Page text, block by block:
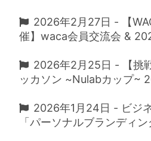
2026年2月27日 - 【
催】waca会員交流会 &
2026年2月25日 - 【挑
ッカソン ~Nulabカップ~
2026年1月24日 - ビジ
「パーソナルブランディ